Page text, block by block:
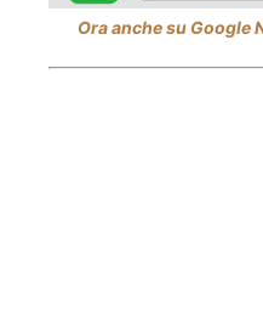
Ora anche su Google